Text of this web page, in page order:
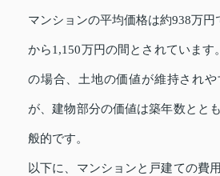
マンションの平均価格は約938万円
から1,150万円の間とされています。
の場合、土地の価値が維持され
が、建物部分の価値は築年数とと
般的です。
以下に、マンションと戸建ての費